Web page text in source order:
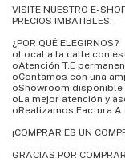
VISITE NUESTRO E-
PRECIOS IMBATIBLES.
¿POR QUÉ ELEGIRNOS?
oLocal a la calle con
oAtención T.E
oContamos con una
oShowroom disponible
oLa mejor atención y
oRealizamos Factura A
¡COMPRAR ES UN
GRACIAS POR